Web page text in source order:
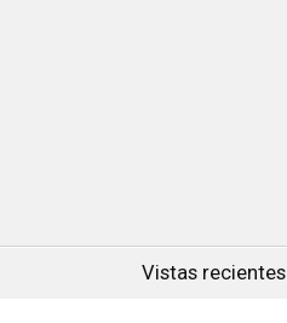
Vistas recientes